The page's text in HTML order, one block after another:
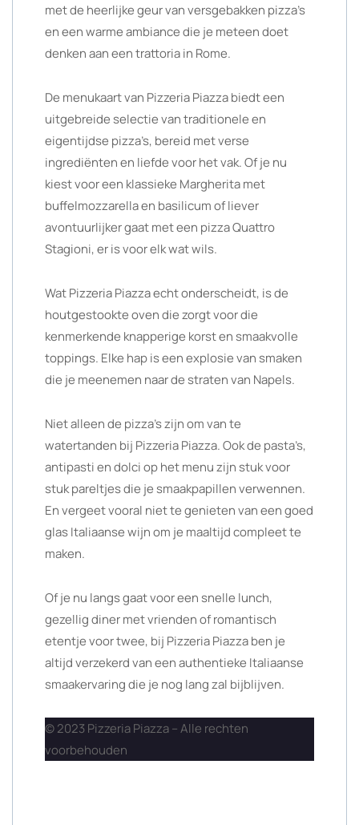
met de heerlijke geur van versgebakken pizza’s
en een warme ambiance die je meteen doet
denken aan een trattoria in Rome.
De menukaart van Pizzeria Piazza biedt een
uitgebreide selectie van traditionele en
eigentijdse pizza’s, bereid met verse
ingrediënten en liefde voor het vak. Of je nu
kiest voor een klassieke Margherita met
buffelmozzarella en basilicum of liever
avontuurlijker gaat met een pizza Quattro
Stagioni, er is voor elk wat wils.
Wat Pizzeria Piazza echt onderscheidt, is de
houtgestookte oven die zorgt voor die
kenmerkende knapperige korst en smaakvolle
toppings. Elke hap is een explosie van smaken
die je meenemen naar de straten van Napels.
Niet alleen de pizza’s zijn om van te
watertanden bij Pizzeria Piazza. Ook de pasta’s,
antipasti en dolci op het menu zijn stuk voor
stuk pareltjes die je smaakpapillen verwennen.
En vergeet vooral niet te genieten van een goed
glas Italiaanse wijn om je maaltijd compleet te
maken.
Of je nu langs gaat voor een snelle lunch,
gezellig diner met vrienden of romantisch
etentje voor twee, bij Pizzeria Piazza ben je
altijd verzekerd van een authentieke Italiaanse
smaakervaring die je nog lang zal bijblijven.
© 2023 Pizzeria Piazza – Alle rechten
voorbehouden